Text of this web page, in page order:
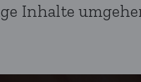
Inhalte